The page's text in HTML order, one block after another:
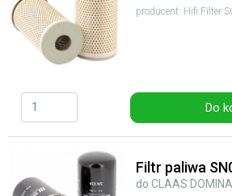
producent: Hifi Filter
Do
Filtr paliwa
do CLAAS